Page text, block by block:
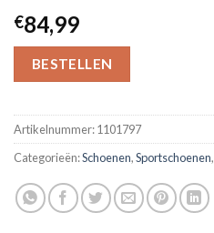
€84,99
BESTELLEN
Artikelnummer:1101797
Categorieën:Schoenen,Sportschoenen,